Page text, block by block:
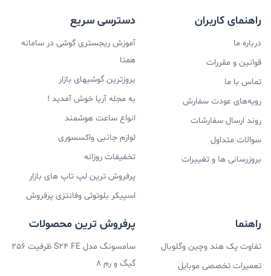
راهنمای کاربران
درباره ما
قوانین و مقررات
تماس با ما
رویه‌های عودت سفارش
روند ارسال سفارشات
سوالات متداول
بروزرسانی ها و تغییرات
دسترسی سریع
آموزش ریجستری گوشی در سامانه
همتا
بروزترین گوشیهای بازار
به مجله آریا خوش آمدید !
انواع ساعت هوشمند
لوازم جانبی واکسسوری
تخفیفات روزانه
پرفروش ترین لپ تاپ های بازار
اسپیکر بلوتوثی وفانتزی پرفروش
راهنما
تفاوت پک هند وچین وگلوبال
تعمیرات تخصصی موبایل
پرفروش ترین محصولات
سامسونگ مدل S24 FE ظرفیت 256
گیگ و رم 8